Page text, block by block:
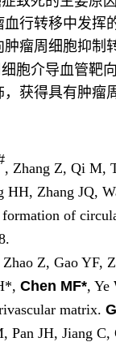
行转移中发
瘤周细胞抑制
胞介导血管靶
获得具有肿瘤
, Zhang Z, Qi M,
Zhang JQ,
of
Z, Gao YF,
Chen MF*, Ye
matrix.
Pan JH, Jiang